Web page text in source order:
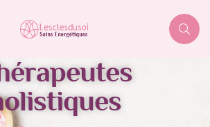
Lesclesdusoi